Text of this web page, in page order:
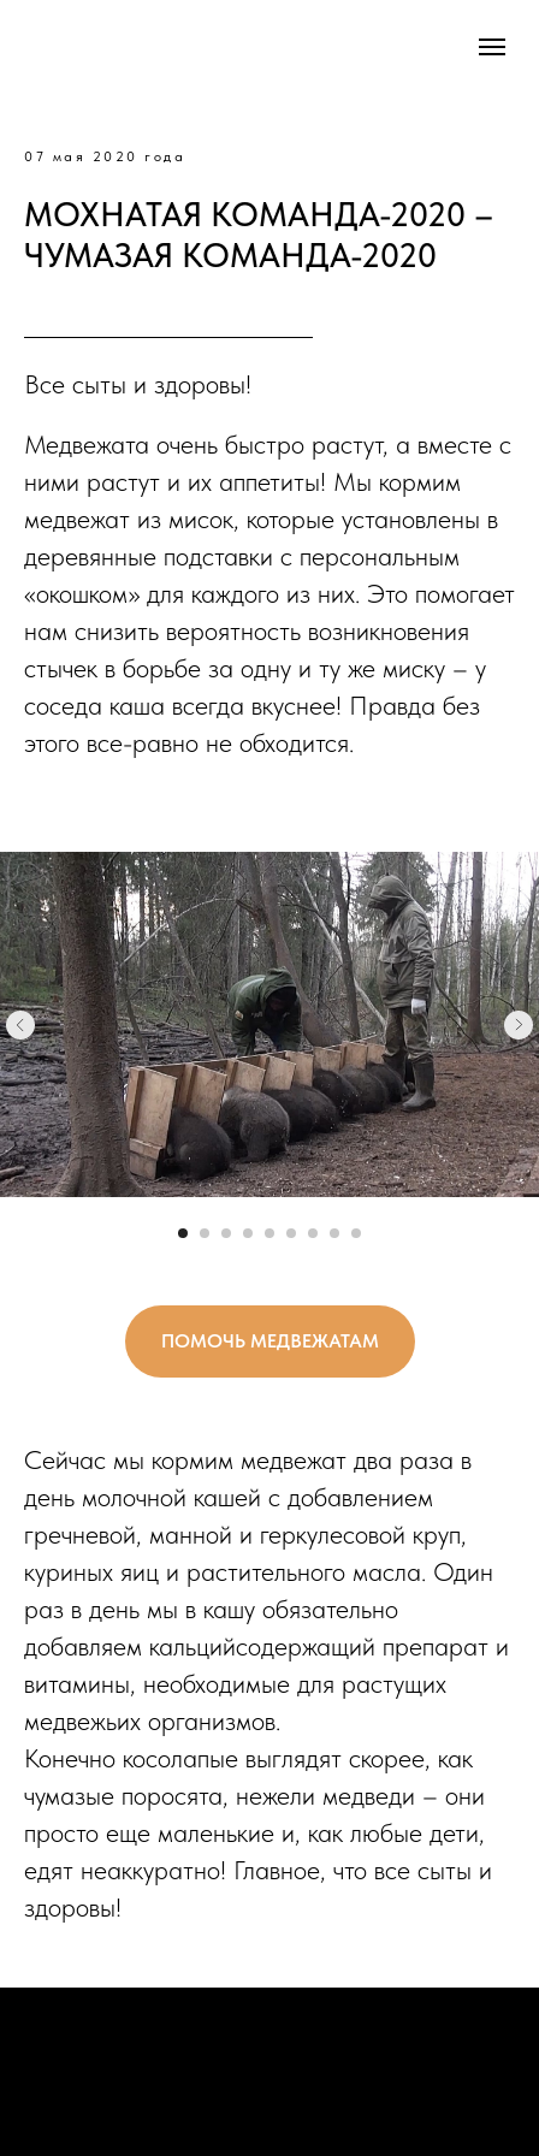
07 мая 2020 года
МОХНАТАЯ КОМАНДА-2020 –
ЧУМАЗАЯ КОМАНДА-2020
Все сыты и здоровы!
Медвежата очень быстро растут, а вместе с
ними растут и их аппетиты! Мы кормим
медвежат из мисок, которые установлены в
деревянные подставки с персональным
«окошком» для каждого из них. Это помогает
нам снизить вероятность возникновения
стычек в борьбе за одну и ту же миску – у
соседа каша всегда вкуснее! Правда без
этого все-равно не обходится.
ПОМОЧЬ МЕДВЕЖАТАМ
Сейчас мы кормим медвежат два раза в
день молочной кашей с добавлением
гречневой, манной и геркулесовой круп,
куриных яиц и растительного масла. Один
раз в день мы в кашу обязательно
добавляем кальцийсодержащий препарат и
витамины, необходимые для растущих
медвежьих организмов.
Конечно косолапые выглядят скорее, как
чумазые поросята, нежели медведи – они
просто еще маленькие и, как любые дети,
едят неаккуратно! Главное, что все сыты и
здоровы!